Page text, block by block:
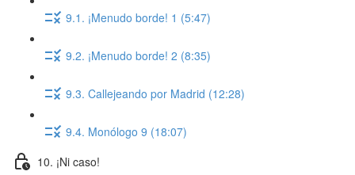
9.1. ¡Menudo borde! 1 (5:47)
9.2. ¡Menudo borde! 2 (8:35)
9.3. Callejeando por Madrid (12:28)
9.4. Monólogo 9 (18:07)
10. ¡Ni caso!